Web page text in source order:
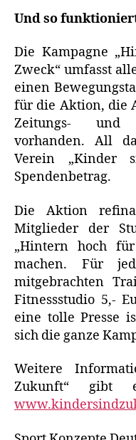
Und so
Die Kampagne
Zweck“ umfasst
einen
für die Aktion, die
Zeitungs- und
vorhanden. All
Verein „Kinder
Spendenbetrag.
Die Aktion
Mitglieder der
„Hintern hoch für
machen. Für
mitgebrachten
Fitnessstudio 5,-
eine tolle Presse
sich die ganze
Weitere
Zukunft“ gibt